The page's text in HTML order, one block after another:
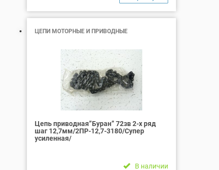
ЦЕПИ МОТОРНЫЕ И ПРИВОДНЫЕ
Цепь приводная”Буран” 72зв 2-х ряд
шаг 12,7мм/2ПР-12,7-3180/Супер
усиленная/
В наличии